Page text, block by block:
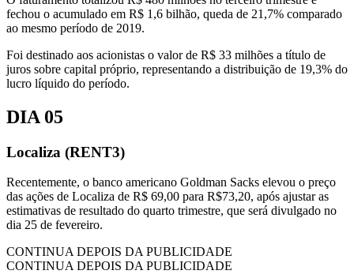
fechou o acumulado em R$ 1,6 bilhão, queda de 21,7% comparado
ao mesmo período de 2019.
Foi destinado aos acionistas o valor de R$ 33 milhões a título de
juros sobre capital próprio, representando a distribuição de 19,3% do
lucro líquido do período.
DIA 05
Localiza (RENT3)
Recentemente, o banco americano Goldman Sacks elevou o preço
das ações de Localiza de R$ 69,00 para R$73,20, após ajustar as
estimativas de resultado do quarto trimestre, que será divulgado no
dia 25 de fevereiro.
CONTINUA DEPOIS DA PUBLICIDADE
CONTINUA DEPOIS DA PUBLICIDADE